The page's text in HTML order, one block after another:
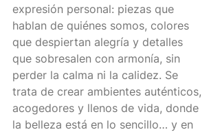
expresión personal: piezas que
hablan de quiénes somos, colores
que despiertan alegría y detalles
que sobresalen con armonía, sin
perder la calma ni la calidez. Se
trata de crear ambientes auténticos,
acogedores y llenos de vida, donde
la belleza está en lo sencillo… y en